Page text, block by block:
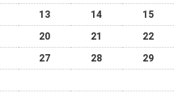
13 14
15
20 21
22
27 28
29